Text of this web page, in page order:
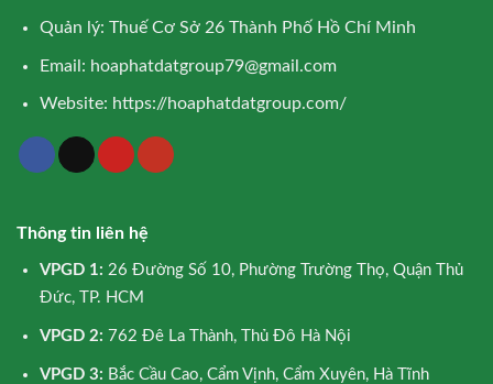
Quản lý: Thuế Cơ Sở 26 Thành Phố Hồ Chí Minh
Email: hoaphatdatgroup79@gmail.com
Website: https://hoaphatdatgroup.com/
Thông tin liên hệ
VPGD 1: 26 Đường Số 10, Phường Trường Thọ, Quận Thủ
Đức, TP. HCM
VPGD 2: 762 Đê La Thành, Thủ Đô Hà Nội
VPGD 3: Bắc Cầu Cao, Cẩm Vịnh, Cẩm Xuyên, Hà Tĩnh